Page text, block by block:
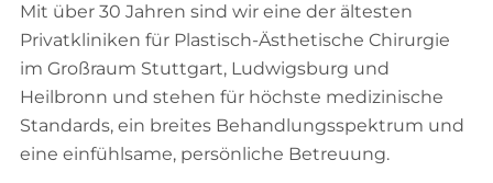
Mit über 30 Jahren sind wir eine der ältesten
Privatkliniken für Plastisch-Ästhetische Chirurgie
im Großraum Stuttgart, Ludwigsburg und
Heilbronn und stehen für höchste medizinische
Standards, ein breites Behandlungsspektrum und
eine einfühlsame, persönliche Betreuung.